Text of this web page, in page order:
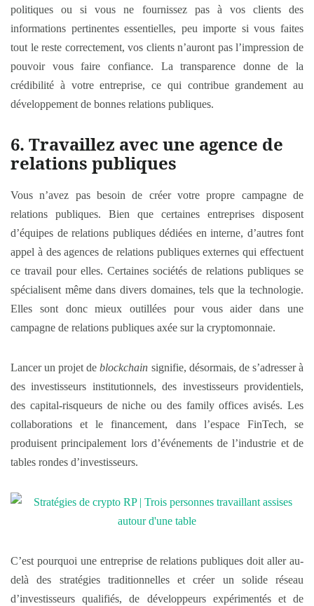
politiques ou si vous ne fournissez pas à vos clients des
informations pertinentes essentielles, peu importe si vous faites
tout le reste correctement, vos clients n’auront pas l’impression de
pouvoir vous faire confiance. La transparence donne de la
crédibilité à votre entreprise, ce qui contribue grandement au
développement de bonnes relations publiques.
6. Travaillez avec une agence de
relations publiques
Vous n’avez pas besoin de créer votre propre campagne de
relations publiques. Bien que certaines entreprises disposent
d’équipes de relations publiques dédiées en interne, d’autres font
appel à des agences de relations publiques externes qui effectuent
ce travail pour elles. Certaines sociétés de relations publiques se
spécialisent même dans divers domaines, tels que la technologie.
Elles sont donc mieux outillées pour vous aider dans une
campagne de relations publiques axée sur la cryptomonnaie.
Lancer un projet deblockchain signifie, désormais, de s’adresser à
des investisseurs institutionnels, des investisseurs providentiels,
des capital-risqueurs de niche ou des family offices avisés. Les
collaborations et le financement, dans l’espace FinTech, se
produisent principalement lors d’événements de l’industrie et de
tables rondes d’investisseurs.
C’est pourquoi une entreprise de relations publiques doit aller au-
delà des stratégies traditionnelles et créer un solide réseau
d’investisseurs qualifiés, de développeurs expérimentés et de